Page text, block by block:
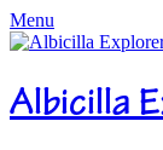
Menu
Albicilla